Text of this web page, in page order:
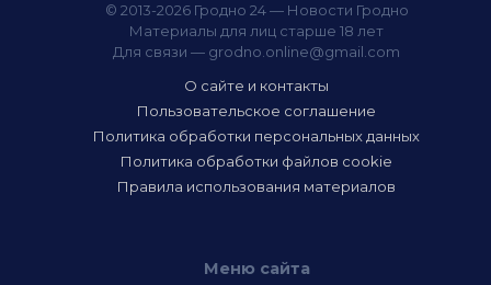
© 2013-2026 Гродно 24 — Новости Гродно
Материалы для лиц старше 18 лет
Для связи — grodno.online@gmail.com
О сайте и контакты
Пользовательское соглашение
Политика обработки персональных данных
Политика обработки файлов cookie
Правила использования материалов
Меню сайта